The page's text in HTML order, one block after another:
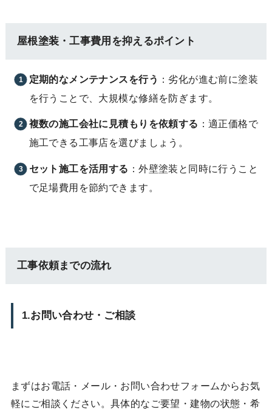
屋根塗装・工事費用を抑えるポイント
定期的なメンテナンスを行う ：劣化が進む前に塗装
を行うことで、大規模な修繕を防ぎます。
複数の施工会社に見積もりを依頼する ：適正価格で
施工できる工事店を選びましょう。
セット施工を活用する ：外壁塗装と同時に行うこと
で足場費用を節約できます。
工事依頼までの流れ
1.お問い合わせ・ご相談
まずはお電話・メール・お問い合わせフォームからお気
軽にご相談ください。具体的なご要望・建物の状態・希